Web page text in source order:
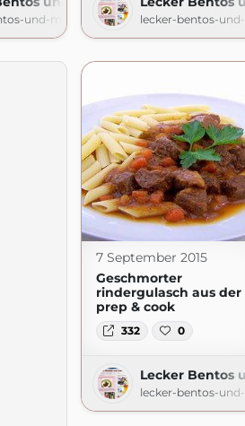
und-mehr.blogspot.comlecker-bentos-
7 September 2015
Geschmorter
rindergulasch aus der
prep & cook
332 0
Lecker Bentos
lecker-bentos-